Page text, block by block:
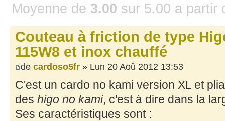
Moyenne de 3.00 sur 5.00 a partir
Couteau à friction de type
115W8 et inox chauffé
de cardoso5fr » Lun 20 Aoû 2012 13:53
C'est un cardo no kami version XL et
des higo no kami, c'est à dire dans la
Ses caractéristiques sont :